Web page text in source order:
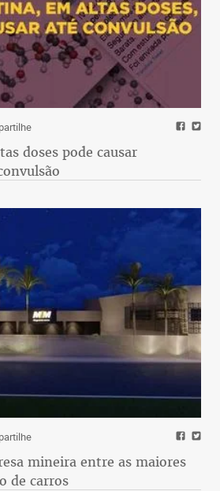
doses pode causar
mineira entre as maiores
de carros